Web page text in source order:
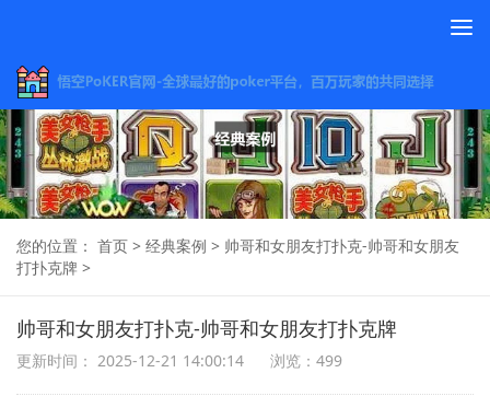
您的位置： 首页 > 经典案例 > 帅哥和女朋友打扑克-帅哥和女朋友
打扑克牌 >
帅哥和女朋友打扑克-帅哥和女朋友打扑克牌
更新时间： 2025-12-21 14:00:14 浏览：499